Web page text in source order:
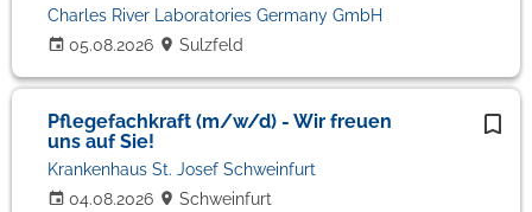
05.08.2026
Charles River Laboratories Germany GmbH
Sulzfeld
Pflegefachkraft (m/w/d) - Wir freuen
uns auf Sie!
04.08.2026
Krankenhaus St. Josef Schweinfurt
Schweinfurt